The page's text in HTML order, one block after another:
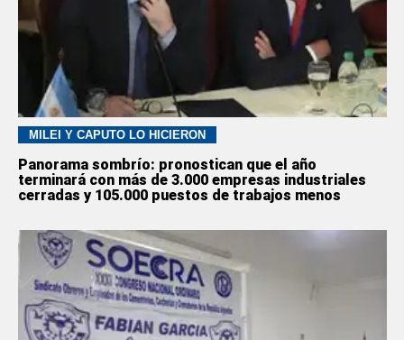
MILEI Y CAPUTO LO HICIERON
Panorama sombrío: pronostican que el año
terminará con más de 3.000 empresas industriales
cerradas y 105.000 puestos de trabajos menos